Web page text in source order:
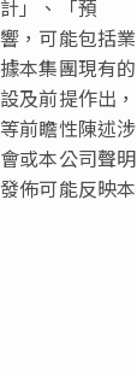
」、「預
，可能包括業
本集團現有的
及前提作出，
前瞻性陳述涉
或本公司聲明
佈可能反映本